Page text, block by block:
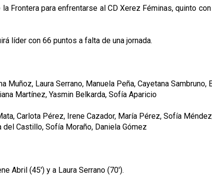
Frontera para enfrentarse al CD Xerez Féminas, quinto
líder con 66 puntos a falta de una jornada.
Muñoz, Laura Serrano, Manuela Peña, Cayetana
Martínez, Yasmin Belkarda, Sofía Aparicio
Carlota Pérez, Irene Cazador, María Pérez, Sofía
del Castillo, Sofía Moraño, Daniela Gómez
Abril (45') y a Laura Serrano (70').